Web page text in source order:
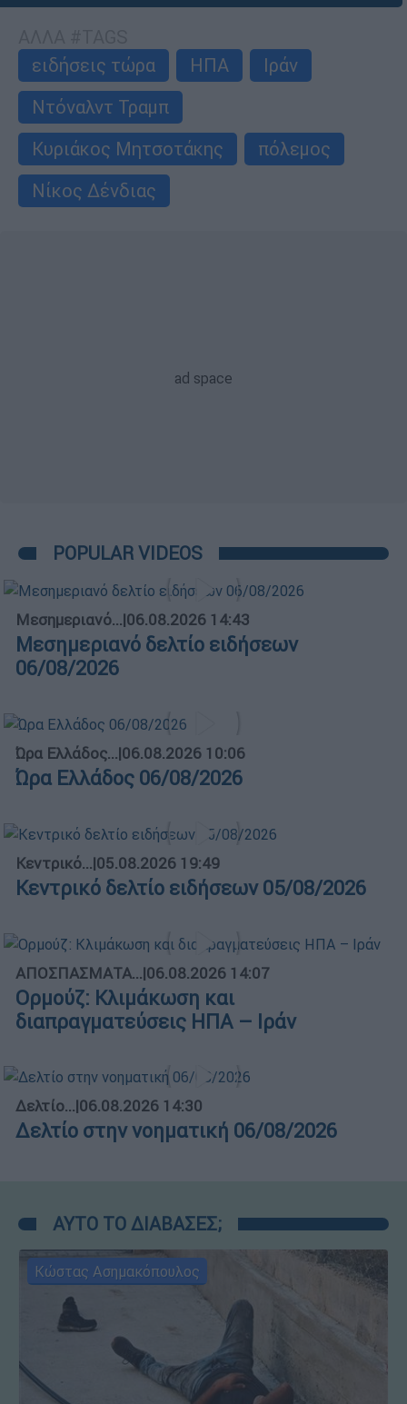
ειδήσεις τώρα
ΗΠΑ
Ιράν
Ντόναλντ Τραμπ
Κυριάκος Μητσοτάκης
πόλεμος
Νίκος Δένδιας
POPULAR VIDEOS
Μεσημεριανό...|06.08.2026 14:43
Μεσημεριανό δελτίο ειδήσεων
06/08/2026
Ώρα Ελλάδος...|06.08.2026 10:06
Ώρα Ελλάδος 06/08/2026
Κεντρικό...|05.08.2026 19:49
Κεντρικό δελτίο ειδήσεων 05/08/2026
ΑΠΟΣΠΑΣΜΑΤΑ...|06.08.2026 14:07
Ορμούζ: Κλιμάκωση και
διαπραγματεύσεις ΗΠΑ – Ιράν
Δελτίο...|06.08.2026 14:30
Δελτίο στην νοηματική 06/08/2026
ΑΥΤΟ ΤΟ ΔΙΑΒΑΣΕΣ;
Κώστας Ασημακόπουλος